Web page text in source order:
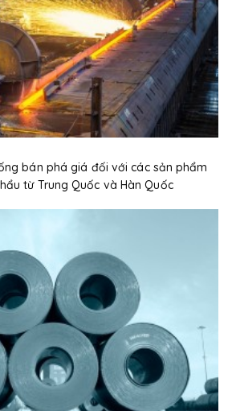
bán phá giá đối với các sản phẩm
từ Trung Quốc và Hàn Quốc